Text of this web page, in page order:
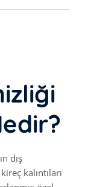
dış
kalıntıları